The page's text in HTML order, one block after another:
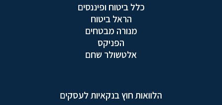
כלל ביטוח ופיננסים
הראל ביטוח
מנורה מבטחים
הפניקס
אלטשולר שחם
הלוואות חוץ בנקאיות לעסקים